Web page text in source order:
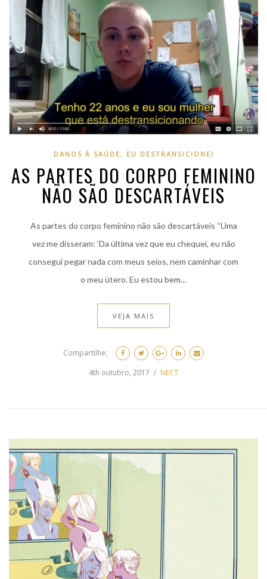
DANOS À SAÚDE , EU DESTRANSICIONEI
AS PARTES DO CORPO FEMININO
NÃO SÃO DESCARTÁVEIS
As partes do corpo feminino não são descartáveis “Uma
vez me disseram: ‘Da última vez que eu chequei, eu não
consegui pegar nada com meus seios, nem caminhar com
o meu útero. Eu estou bem…
VEJA MAIS
Compartilhe:
4th outubro, 2017
NECT